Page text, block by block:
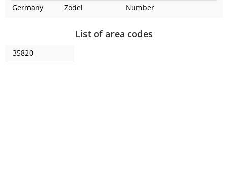
Germany Zodel Number
List of area codes
35820